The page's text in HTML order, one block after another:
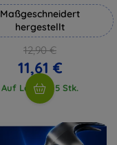
Maßgeschneidert
hergestellt
12,90 €
11,61 €
Auf Lager > 5 Stk.